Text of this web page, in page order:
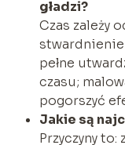
gładzi?
Czas zależy
pełne
czasu;
pogorszyć
Jakie są
Przyczyny